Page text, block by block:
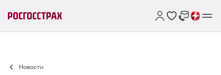
Новости